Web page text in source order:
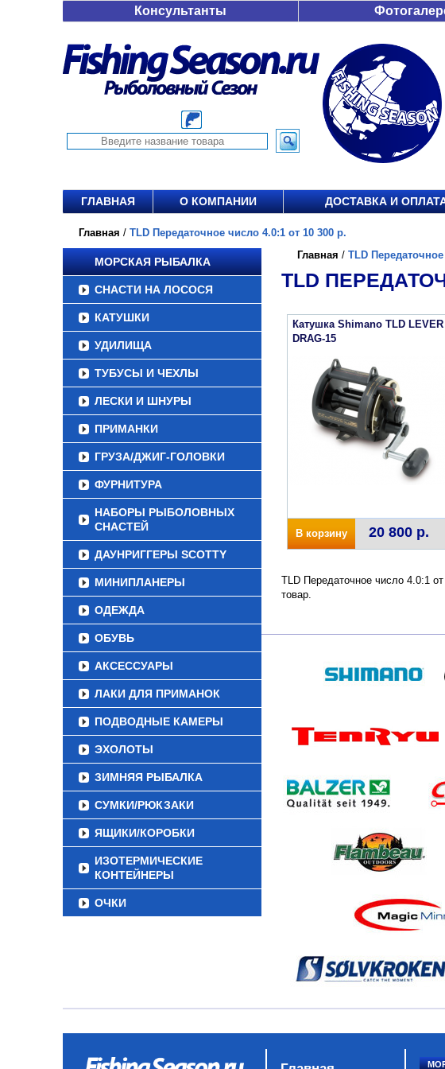
Консультанты
ГЛАВНАЯ О КОМПАНИИ ДОСТАВКА И
Главная / TLD Передаточное число 4.0:1 от 10 300 р.
МОРСКАЯ РЫБАЛКА
СНАСТИ НА ЛОСОСЯ
КАТУШКИ
УДИЛИЩА
ТУБУСЫ И ЧЕХЛЫ
ЛЕСКИ И ШНУРЫ
ПРИМАНКИ
ГРУЗА/ДЖИГ-ГОЛОВКИ
ФУРНИТУРА
НАБОРЫ РЫБОЛОВНЫХ
СНАСТЕЙ
ДАУНРИГГЕРЫ SCOTTY
МИНИПЛАНЕРЫ
ОДЕЖДА
ОБУВЬ
АКСЕССУАРЫ
ЛАКИ ДЛЯ ПРИМАНОК
ПОДВОДНЫЕ КАМЕРЫ
ЭХОЛОТЫ
ЗИМНЯЯ РЫБАЛКА
СУМКИ/РЮКЗАКИ
ЯЩИКИ/КОРОБКИ
ИЗОТЕРМИЧЕСКИЕ
КОНТЕЙНЕРЫ
ОЧКИ
Главная / TLD
TLD
Катушка Shimano TLD LEVER
DRAG-15
В корзину 20 800 р.
TLD Передаточное число 4.0:1
товар.